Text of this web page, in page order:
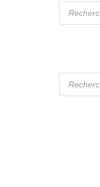
Recherche
produits
Recherche
produits